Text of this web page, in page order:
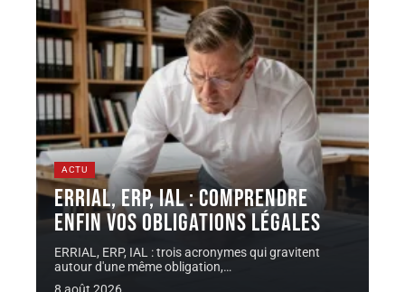
ACTU
ERRIAL, ERP, IAL : comprendre
enfin vos obligations légales
ERRIAL, ERP, IAL : trois acronymes qui gravitent
autour d'une même obligation,…
8 août 2026